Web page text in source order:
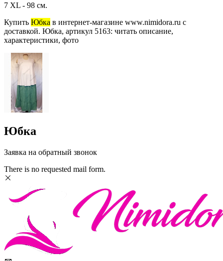
7 XL - 98 см.
Купить Юбка в интернет-магазине www.nimidora.ru с
доставкой. Юбка, артикул 5163: читать описание,
характеристики, фото
Юбка
Заявка на обратный звонок
There is no requested mail form.